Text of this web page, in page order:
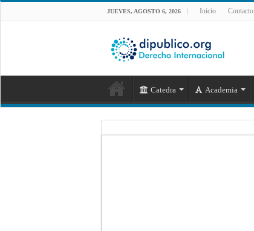
JUEVES, AGOSTO 6, 2026 Inicio Contacto
Catedra Academia